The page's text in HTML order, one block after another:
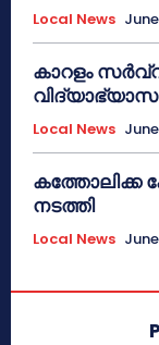
Local News
കാറളം
Local News
നടത്തി
Local News